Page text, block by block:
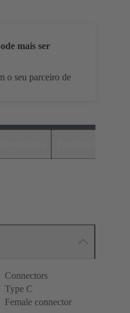
mais ser
o seu parceiro de
Connectors
Type C
Female connector